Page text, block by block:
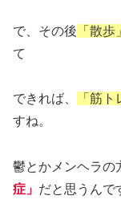
で、その後 「散
て
できれば、 「筋ト
すね。
鬱とかメンヘラの
症」 だと思うんで